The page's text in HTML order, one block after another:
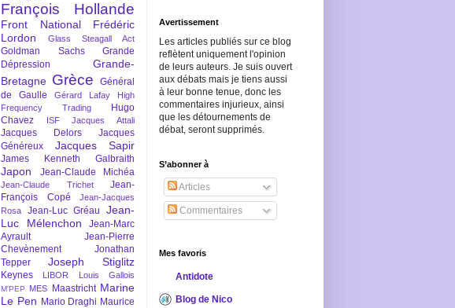
François Hollande
Front National
Frédéric
Lordon
Glass Steagall Act
Goldman Sachs
Grande
Dépression
Grande-
Bretagne Grèce
Général
de Gaulle
Gérard Lafay
High
Frequency Trading
Hugo
Chavez
ISF Jacques Attali
Jacques Delors
Jacques
Généreux
Jacques Sapir
James Kenneth Galbraith
Japon Jean-Claude Michéa
Jean-Claude Trichet
Jean-
François Copé
Jean-Jacques
Rosa
Jean-Luc Gréau
Jean-
Luc Mélenchon
Jean-Marc
Ayrault
Jean-Pierre
Chevènement
Jonathan
Tepper
Joseph Stiglitz
Keynes LIBOR Louis Gallois
M'PEP MES Maastricht Marine
Le Pen Mario Draghi Maurice
Avertissement
Les articles publiés sur ce blog
reflètent uniquement l'opinion
de leurs auteurs. Je suis ouvert
aux débats mais je tiens aussi
à leur bonne tenue, donc les
commentaires injurieux, ainsi
que les détournements de
débat, seront supprimés.
S’abonner à
Articles
Commentaires
Mes favoris
Antidote
Blog de Nico